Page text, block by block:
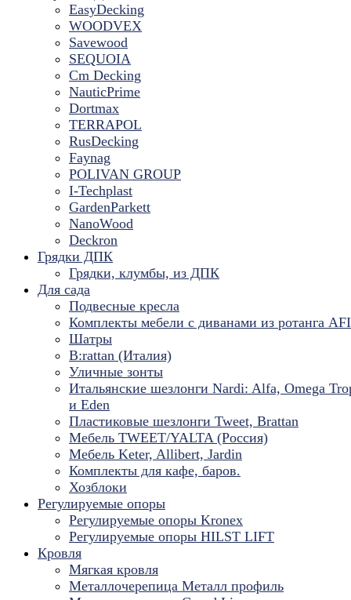
EasyDecking
WOODVEX
Savewood
SEQUOIA
Cm Decking
NauticPrime
Dortmax
TERRAPOL
RusDecking
Faynag
POLIVAN GROUP
I-Techplast
GardenParkett
NanoWood
Deckron
Грядки ДПК
Грядки, клумбы, из ДПК
Для сада
Подвесные кресла
Комплекты мебели с диванами из ротанга
Шатры
B:rattan (Италия)
Уличные зонты
Итальянские шезлонги Nardi: Alfa, Omega
и Eden
Пластиковые шезлонги Tweet, Brattan
Мебель TWEET/YALTA (Россия)
Мебель Keter, Allibert, Jardin
Комплекты для кафе, баров.
Хозблоки
Регулируемые опоры
Регулируемые опоры Kronex
Регулируемые опоры HILST LIFT
Кровля
Мягкая кровля
Металлочерепица Металл профиль